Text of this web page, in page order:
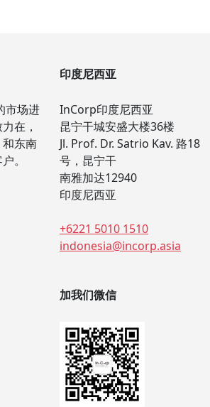
市场进
在，
东南
。
印度尼西亚
InCorp印度尼西亚
昆宁干城安盛大楼36楼
Jl. Prof. Dr. Satrio Kav. 路18
号，昆宁干
南雅加达12940
印度尼西亚
+6221 5010 1510
indonesia@incorp.asia
加我们微信